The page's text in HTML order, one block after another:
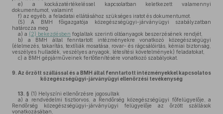
e) a kockázatértékeléssel kapcsolatban keletkezett valamennyi
dokumentumot, valamint
f) az egyéb, a feladatai ellátásához szükséges iratot és dokumentumot.
(5) A BMH főigazgatója közegészségügyi-járványügyi szabályzatban
határozza meg
a) a (2) bekezdésben foglaltak szerinti oltóanyagok beszerzésének rendjét,
b) a BMH által fenntartott intézményekre vonatkozó közegészségügyi
(élelmezés, takarítás, textíliák mosatása, rovar- és rágcsálóirtás, kémiai biztonság,
veszélyes hulladék, veszélyes anyagok, létesítési követelmények) feladatokat,
c) a BMH gépjárműveinek fertőtlenítésére vonatkozó szabályokat.
9. Az őrzött szállással és a BMH által fenntartott intézményekkel kapcsolatos
közegészségügyi-járványügyi ellenőrzési tevékenység
13. § (1) Helyszíni ellenőrzésre jogosultak
a) a rendvédelmi tisztiorvos, a Rendőrség közegészségügyi főfelügyelője, a
Rendőrség közegészségügyi-járványügyi felügyelője az őrzött szállások
vonatkozásában,